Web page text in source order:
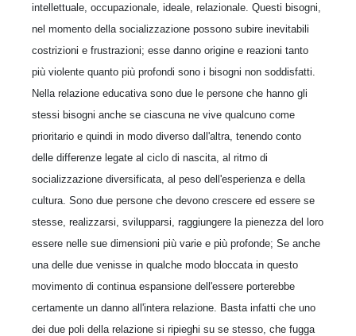
intellettuale, occupazionale, ideale, relazionale. Questi bisogni,
nel momento della socializzazione possono subire inevitabili
costrizioni e frustrazioni; esse danno origine e reazioni tanto
più violente quanto più profondi sono i bisogni non soddisfatti.
Nella relazione educativa sono due le persone che hanno gli
stessi bisogni anche se ciascuna ne vive qualcuno come
prioritario e quindi in modo diverso dall'altra, tenendo conto
delle differenze legate al ciclo di nascita, al ritmo di
socializzazione diversificata, al peso dell'esperienza e della
cultura. Sono due persone che devono crescere ed essere se
stesse, realizzarsi, svilupparsi, raggiungere la pienezza del loro
essere nelle sue dimensioni più varie e più profonde; Se anche
una delle due venisse in qualche modo bloccata in questo
movimento di continua espansione dell'essere porterebbe
certamente un danno all'intera relazione. Basta infatti che uno
dei due poli della relazione si ripieghi su se stesso, che fugga